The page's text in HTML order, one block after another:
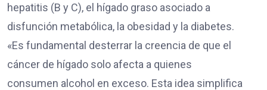
hepatitis (B y C), el hígado graso asociado a
disfunción metabólica, la obesidad y la diabetes.
«Es fundamental desterrar la creencia de que el
cáncer de hígado solo afecta a quienes
consumen alcohol en exceso. Esta idea simplifica